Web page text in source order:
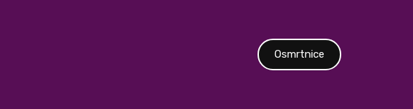
Osmrtnice